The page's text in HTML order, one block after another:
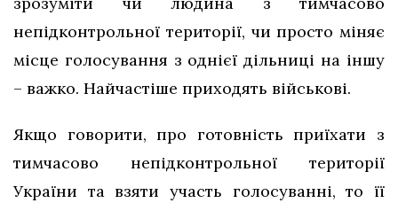
непідконтрольної території, чи просто міняє
місце голосування з однієї дільниці на іншу
– важко. Найчастіше приходять військові.
Якщо говорити, про готовність приїхати з
тимчасово непідконтрольної території
України та взяти участь голосуванні, то її